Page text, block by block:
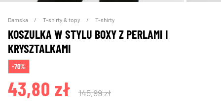
Damska T-shirty & topy T-shirty
KOSZULKA W STYLU BOXY Z PERLAMI I
KRYSZTALKAMI
-70%
43,80 zł 145,99 zł